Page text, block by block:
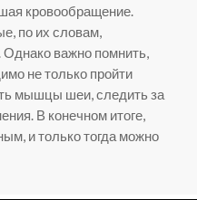
кровообращение.
по их словам,
Однако важно помнить,
не только пройти
мышцы шеи, следить за
В конечном итоге,
и только тогда можно